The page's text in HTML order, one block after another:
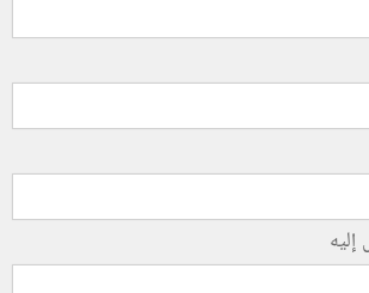
إليه